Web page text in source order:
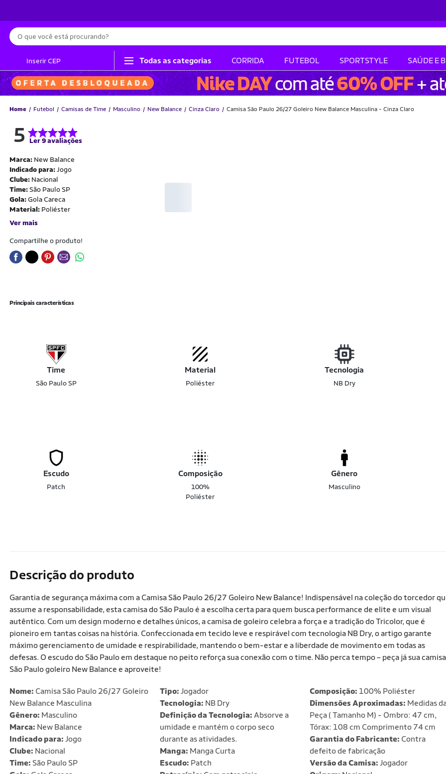
Busca
Inserir CEP Todas as categorias CORRIDA FUTEBOL SPORTSTYLE SAÚDE E
Home Futebol Camisas de Time Masculino New Balance Cinza Claro Camisa São Paulo 26/27 Goleiro New Balance Masculina - Cinza Claro
5 Ler 9 avaliações
Marca: New Balance
Indicado para: Jogo
Clube: Nacional
Time:São Paulo SP
Gola: Gola Careca
Material: Poliéster
Ver mais
Compartilhe o produto!
Principais características
Time
São Paulo SP
Material
Poliéster
Tecnologia
NB Dry
Escudo
Patch
Composição
100%
Poliéster
Gênero
Masculino
Descrição do produto
Garantia de segurança máxima com a Camisa São Paulo 26/27 Goleiro New Balance! Indispensável na coleção do torcedor
assume a responsabilidade, esta camisa do São Paulo é a escolha certa para quem busca performance de elite e um visual
autêntico. Com um design moderno e detalhes únicos, a camisa de goleiro celebra a força e a tradição do Tricolor, que é
pioneiro em tantas coisas na história. Confeccionada em tecido leve e respirável com tecnologia NB Dry, o artigo garante
máximo gerenciamento de umidade e respirabilidade, mantendo o bem-estar e a liberdade de movimento em todas as
defesas. O escudo do São Paulo em destaque no peito reforça sua conexão com o time. Não perca tempo – peça já sua camisa
São Paulo goleiro New Balance e aproveite!
Nome: Camisa São Paulo 26/27 Goleiro
New Balance Masculina
Gênero: Masculino
Marca: New Balance
Indicado para: Jogo
Clube: Nacional
Time: São Paulo SP
Tipo: Jogador
Tecnologia: NB Dry
Definição da Tecnologia: Absorve a
umidade e mantém o corpo seco
durante as atividades.
Manga: Manga Curta
Escudo: Patch
Composição: 100% Poliéster
Dimensões Aproximadas: Medidas
Peça ( Tamanho M) - Ombro: 47 cm,
Tórax: 108 cm Comprimento 74 cm
Garantia do Fabricante: Contra
defeito de fabricação
Versão da Camisa: Jogador